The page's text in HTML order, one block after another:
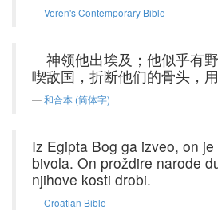
Veren's Contemporary Bible
神领他出埃及；他似乎有
喫敌国，折断他们的骨头，用
和合本 (简体字)
Iz Egipta Bog ga izveo, on
bivola. On proždire narode
njihove kosti drobi.
Croatian Bible